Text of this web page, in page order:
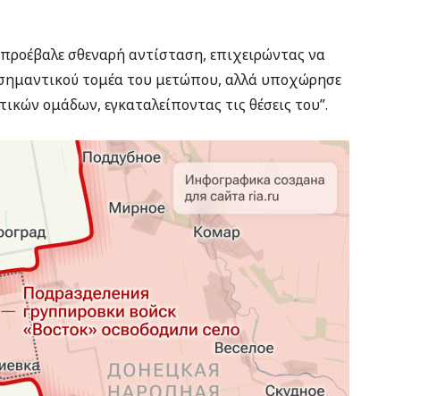
σθεναρή αντίσταση, επιχειρώντας να
τομέα του μετώπου, αλλά υποχώρησε
ομάδων, εγκαταλείποντας τις θέσεις του”.